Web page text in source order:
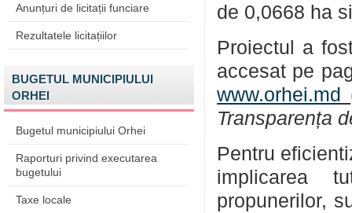
Anunțuri de licitații funciare
Rezultatele licitațiilor
BUGETUL MUNICIPIULUI
ORHEI
Bugetul municipiului Orhei
Raporturi privind executarea
bugetului
Taxe locale
de 0,0668 ha
Proiectul a
accesat pe
www.orhei.md
Transparența
Pentru
implicarea
propunerilor,